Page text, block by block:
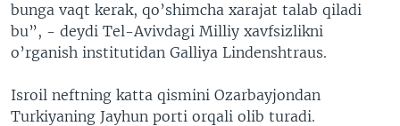
bunga vaqt kerak, qo’shimcha xarajat talab qiladi
bu”, - deydi Tel-Avivdagi Milliy xavfsizlikni
o’rganish institutidan Galliya Lindenshtraus.
Isroil neftning katta qismini Ozarbayjondan
Turkiyaning Jayhun porti orqali olib turadi.